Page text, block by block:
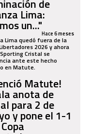
de
Lima:
un..."Hace 6 meses
Lima quedó fuera de la
2026 y ahora
Cristal se
ante este hecho
en Matute.
Matute!
anota de
para 2 de
y pone el 1-1